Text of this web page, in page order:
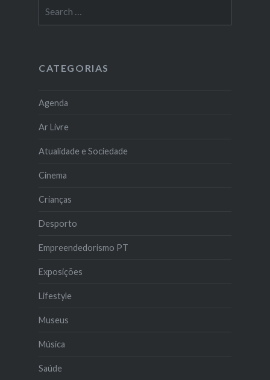
for:
CATEGORIAS
Agenda
Ar Livre
Atualidade e Sociedade
Cinema
Crianças
Desporto
Empreendedorismo PT
Exposições
Lifestyle
Museus
Música
Saúde